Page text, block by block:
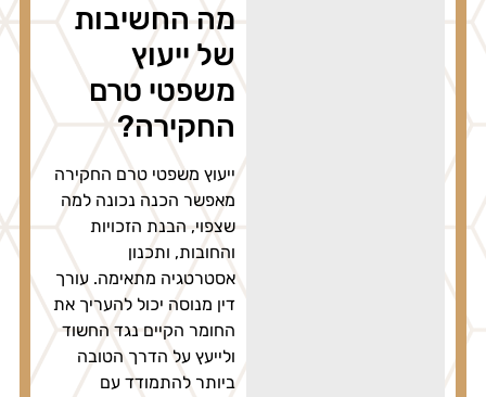
מה החשיבות
של ייעוץ
משפטי טרם
החקירה?
ייעוץ משפטי טרם החקירה
מאפשר הכנה נכונה למה
שצפוי, הבנת הזכויות
והחובות, ותכנון
אסטרטגיה מתאימה. עורך
דין מנוסה יכול להעריך את
החומר הקיים נגד החשוד
ולייעץ על הדרך הטובה
ביותר להתמודד עם